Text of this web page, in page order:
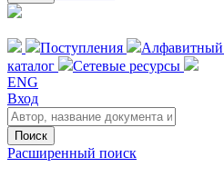
Поступления Алфавитный
каталог
Сетевые ресурсы
ENG
Вход
Поиск
Расширенный поиск